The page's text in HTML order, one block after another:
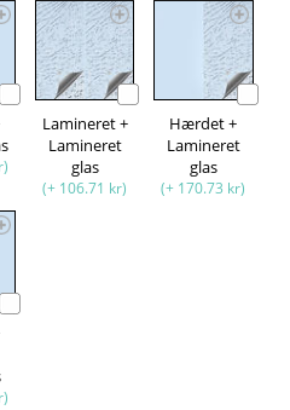
Lamineret +
Lamineret
glas
(+ 106.71 kr)
Hærdet +
Lamineret
glas
(+ 170.73 kr)